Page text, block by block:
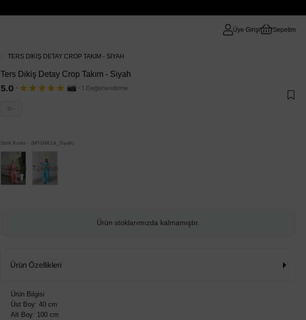
Üye Girişi Sepetim
TERS DIKIŞ DETAY CROP TAKIM - SIYAH
Ters Dikiş Detay Crop Takım - Siyah
5.0 · · 1 Değerlendirme
Stok Kodu (MYD4614_Siyah)
Tükendi Tükendi
Ürün stoklarımızda kalmamıştır.
Ürün Özellikleri
Ürün Bilgisi
Üst Boy: 40 cm
Alt Boy: 100 cm